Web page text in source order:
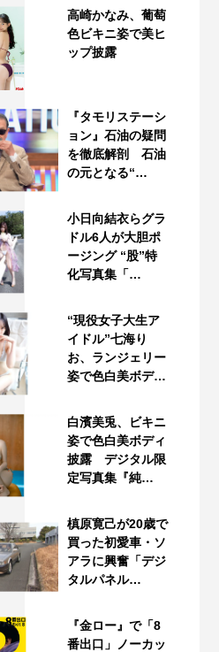
高崎かなみ、葡萄
色ビキニ姿で美ヒ
ップ披露
『タモリステーシ
ョン』石油の疑問
を徹底解剖 石油
の元となる“…
小日向結衣らグラ
ドル6人が大胆ポ
ージング “股”特
化写真集「…
“現役女子大生ア
イドル”七海り
お、ランジェリー
姿で色白美ボデ…
白濱美兎、ビキニ
姿で色白美ボディ
披露 デジタル限
定写真集『純…
槙原寛己が20歳で
買った初愛車・ソ
アラに興奮「デジ
タルパネル…
『金ロー』で「8
番出口」ノーカッ